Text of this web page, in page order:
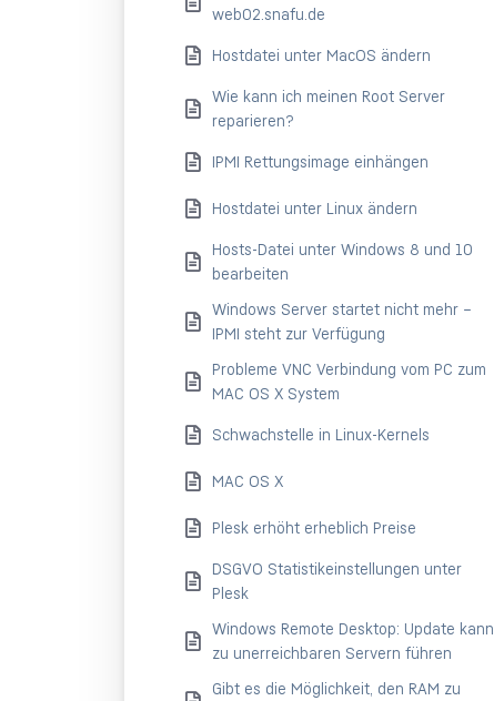
web02.snafu.de
Hostdatei unter MacOS ändern
Wie kann ich meinen Root Server
reparieren?
IPMI Rettungsimage einhängen
Hostdatei unter Linux ändern
Hosts-Datei unter Windows 8 und 10
bearbeiten
Windows Server startet nicht mehr –
IPMI steht zur Verfügung
Probleme VNC Verbindung vom PC zum
MAC OS X System
Schwachstelle in Linux-Kernels
MAC OS X
Plesk erhöht erheblich Preise
DSGVO Statistikeinstellungen unter
Plesk
Windows Remote Desktop: Update kann
zu unerreichbaren Servern führen
Gibt es die Möglichkeit, den RAM zu